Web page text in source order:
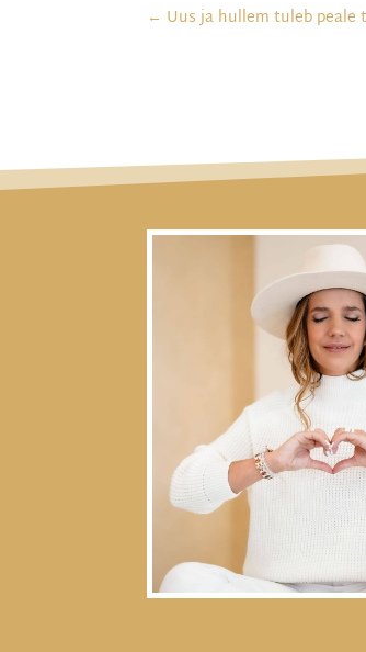
← Uus ja hullem tuleb